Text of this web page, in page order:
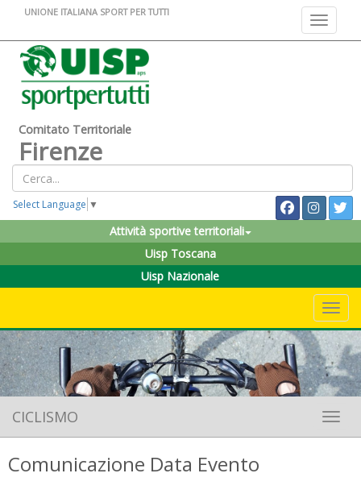
Toggle
UNIONE ITALIANA SPORT PER TUTTI
Comitato Territoriale
Firenze
Select Language ▼
Attività sportive territoriali
Uisp Toscana
Uisp Nazionale
CICLISMO
Comunicazione Data Evento